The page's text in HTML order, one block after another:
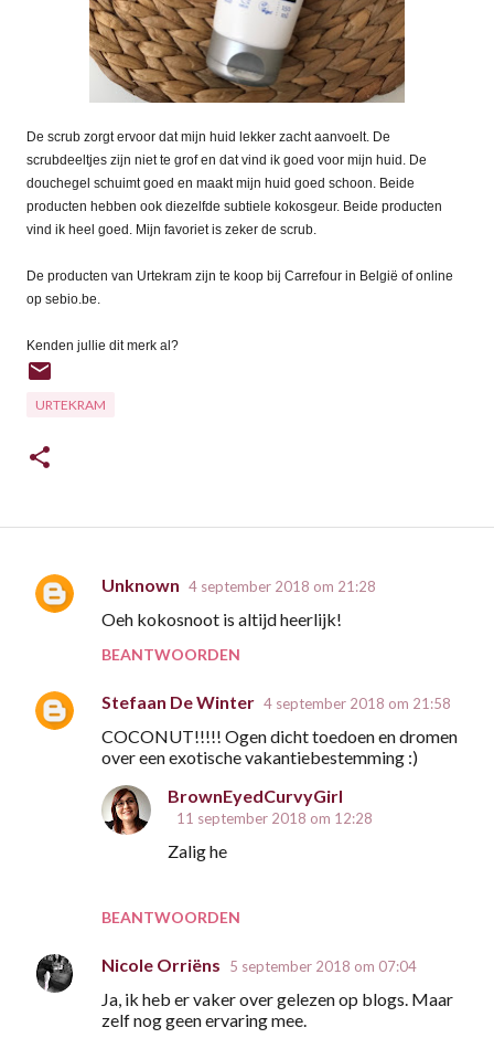
De scrub zorgt ervoor dat mijn huid lekker zacht aanvoelt. De
scrubdeeltjes zijn niet te grof en dat vind ik goed voor mijn huid. De
douchegel schuimt goed en maakt mijn huid goed schoon. Beide
producten hebben ook diezelfde subtiele kokosgeur. Beide producten
vind ik heel goed. Mijn favoriet is zeker de scrub.
De producten van Urtekram zijn te koop bij Carrefour in België of online
op sebio.be.
Kenden jullie dit merk al?
URTEKRAM
R
c
t
Unknown 4 september 2018 om 21:28
Oeh kokosnoot is altijd heerlijk!
BEANTWOORDEN
Stefaan De Winter 4 september 2018 om 21:58
COCONUT!!!!! Ogen dicht toedoen en dromen
over een exotische vakantiebestemming :)
BEANTWOORDEN
BrownEyedCurvyGirl
11 september 2018 om 12:28
Zalig he
Nicole Orriëns 5 september 2018 om 07:04
Ja, ik heb er vaker over gelezen op blogs. Maar
zelf nog geen ervaring mee.